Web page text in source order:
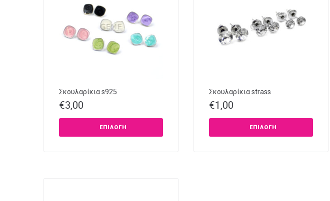
Σκουλαρίκια s925
€3,00
ΕΠΙΛΟΓΉ
Σκουλαρίκια strass
€1,00
ΕΠΙΛΟΓΉ